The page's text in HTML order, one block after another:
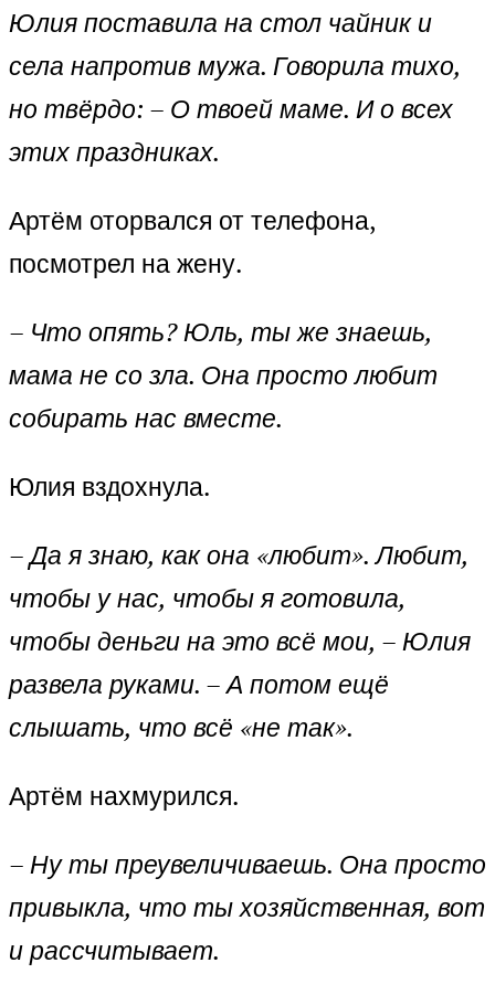
Юлия поставила на стол чайник и
села напротив мужа. Говорила тихо,
но твёрдо: – О твоей маме. И о всех
этих праздниках.
Артём оторвался от телефона,
посмотрел на жену.
– Что опять? Юль, ты же знаешь,
мама не со зла. Она просто любит
собирать нас вместе.
Юлия вздохнула.
– Да я знаю, как она «любит». Любит,
чтобы у нас, чтобы я готовила,
чтобы деньги на это всё мои, – Юлия
развела руками. – А потом ещё
слышать, что всё «не так».
Артём нахмурился.
– Ну ты преувеличиваешь. Она просто
привыкла, что ты хозяйственная, вот
и рассчитывает.